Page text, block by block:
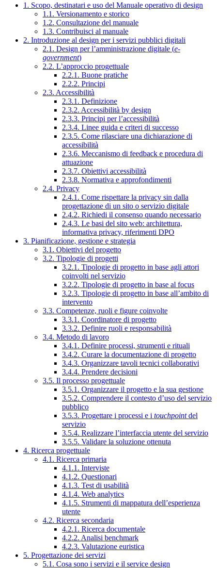
1. Scopo, destinatari e uso del Manuale operativo di design
1.1. Versionamento e storico
1.2. Consultazione del manuale
1.3. Contribuisci al manuale
2. Introduzione al design per i servizi pubblici digitali
2.1. Design per l’amministrazione digitale (e-
government)
2.2. L’approccio progettuale
2.2.1. Buone pratiche
2.2.2. Principi
2.3. Accessibilità
2.3.1. Definizione
2.3.2. Accessibilità by design
2.3.3. Principi per l’accessibilità
2.3.4. Linee guida e criteri di successo
2.3.5. Come rilasciare una dichiarazione di
accessibilità
2.3.6. Meccanismo di feedback e procedura di
attuazione
2.3.7. Obiettivi accessibilità
2.3.8. Normativa e approfondimenti
2.4. Privacy
2.4.1. Come rispettare la privacy sin dalla
progettazione di un sito o servizio digitale
2.4.2. Richiedi il consenso quando necessario
2.4.3. Le basi del sito web: architettura,
informativa privacy, riferimenti DPO
3. Pianificazione, gestione e strategia
3.1. Obiettivi del progetto
3.2. Tipologie di progetti
3.2.1. Tipologie di progetto in base agli attori
coinvolti nel servizio
3.2.2. Tipologie di progetto in base al focus
3.2.3. Tipologie di progetto in base all’ambito di
intervento
3.3. Competenze, ruoli e figure coinvolte
3.3.1. Coordinatore di progetto
3.3.2. Definire ruoli e responsabilità
3.4. Metodo di lavoro
3.4.1. Definire processi, strumenti e rituali
3.4.2. Curare la documentazione di progetto
3.4.3. Organizzare tavoli tecnici collaborativi
3.4.4. Prendere decisioni
3.5. Il processo progettuale
3.5.1. Organizzare il progetto e la sua gestione
3.5.2. Comprendere il contesto d’uso del servizio
pubblico
3.5.3. Progettare i processi e i touchpointdel
servizio
3.5.4. Realizzare l’interfaccia utente del servizio
3.5.5. Validare la soluzione ottenuta
4. Ricerca progettuale
4.1. Ricerca primaria
4.1.1. Interviste
4.1.2. Questionari
4.1.3. Test di usabilità
4.1.4. Web analytics
4.1.5. Strumenti di mappatura dell’esperienza
utente
4.2. Ricerca secondaria
4.2.1. Ricerca documentale
4.2.2. Analisi benchmark
4.2.3. Valutazione euristica
5. Progettazione dei servizi
5.1. Cosa sono i servizi e il service design